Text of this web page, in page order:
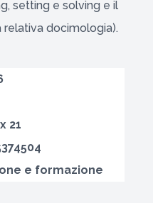
setting e solving e il
docimologia).
21
e formazione